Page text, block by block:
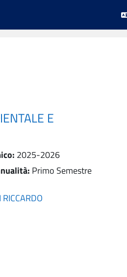
E
: 2025-2026
: Primo Semestre
RICCARDO